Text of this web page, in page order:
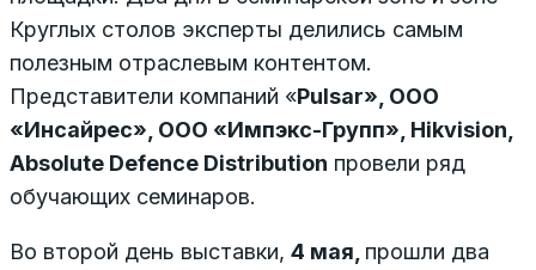
Круглых столов эксперты делились самым
полезным отраслевым контентом.
Представители компаний «Pulsar», ООО
«Инсайрес», ООО «Импэкс-Групп», Hikvision,
Absolute Defence Distribution провели ряд
обучающих семинаров.
Во второй день выставки, 4 мая, прошли два